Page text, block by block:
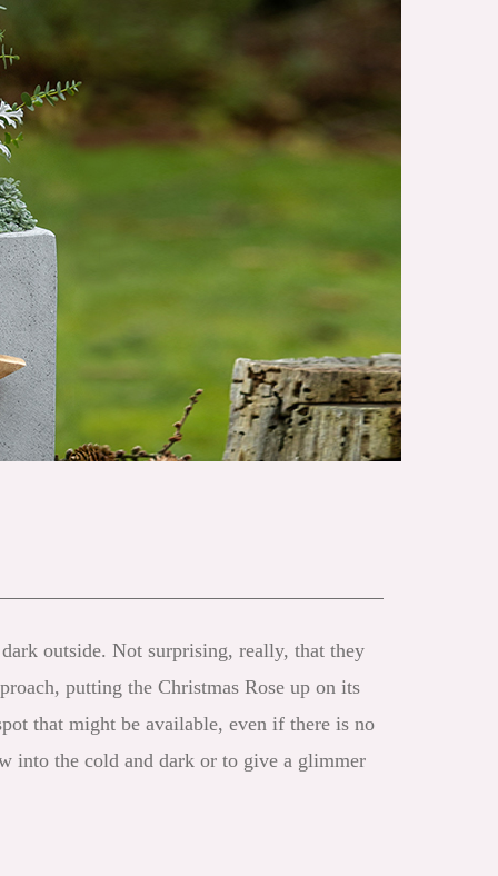
outside. Not surprising, really, that they
putting the Christmas Rose up on its
that might be available, even if there is no
into the cold and dark or to give a glimmer